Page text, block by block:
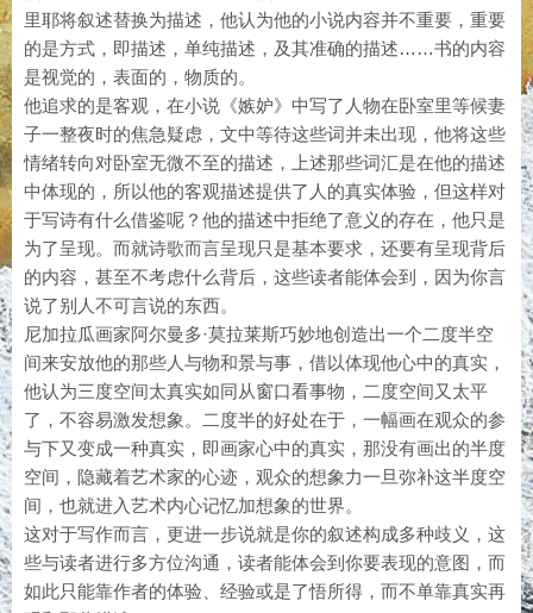
里耶将叙述替换为描述，他认为他的小说内容并不重要，重要
的是方式，即描述，单纯描述，及其准确的描述……书的内容
是视觉的，表面的，物质的。
他追求的是客观，在小说《嫉妒》中写了人物在卧室里等候妻
子一整夜时的焦急疑虑，文中等待这些词并未出现，他将这些
情绪转向对卧室无微不至的描述，上述那些词汇是在他的描述
中体现的，所以他的客观描述提供了人的真实体验，但这样对
于写诗有什么借鉴呢？他的描述中拒绝了意义的存在，他只是
为了呈现。而就诗歌而言呈现只是基本要求，还要有呈现背后
的内容，甚至不考虑什么背后，这些读者能体会到，因为你言
说了别人不可言说的东西。
尼加拉瓜画家阿尔曼多·莫拉莱斯巧妙地创造出一个二度半空
间来安放他的那些人与物和景与事，借以体现他心中的真实，
他认为三度空间太真实如同从窗口看事物，二度空间又太平
了，不容易激发想象。二度半的好处在于，一幅画在观众的参
与下又变成一种真实，即画家心中的真实，那没有画出的半度
空间，隐藏着艺术家的心迹，观众的想象力一旦弥补这半度空
间，也就进入艺术内心记忆加想象的世界。
这对于写作而言，更进一步说就是你的叙述构成多种歧义，这
些与读者进行多方位沟通，读者能体会到你要表现的意图，而
如此只能靠作者的体验、经验或是了悟所得，而不单靠真实再